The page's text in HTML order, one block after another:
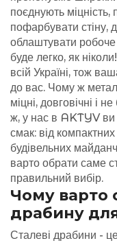
поєднують міцність,
пофарбувати стіну,
облаштувати
буде легко, як
всій Україні, тож
до вас. Чому ж
міцні, довговічні і
ж, у нас в AKTYV ви
смак: від
будівельних
варто обрати саме
правильний вибір.
Чому варто
драбину
Сталеві драбини -